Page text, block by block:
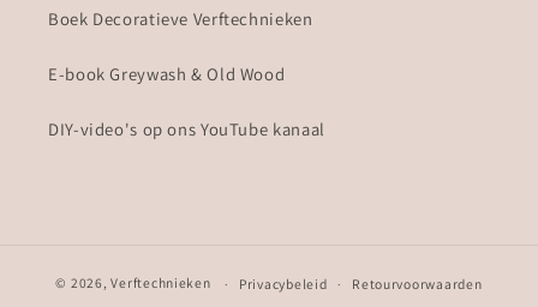
Boek Decoratieve Verftechnieken
E-book Greywash & Old Wood
DIY-video's op ons YouTube kanaal
© 2026,Verftechnieken Privacybeleid Retourvoorwaarden